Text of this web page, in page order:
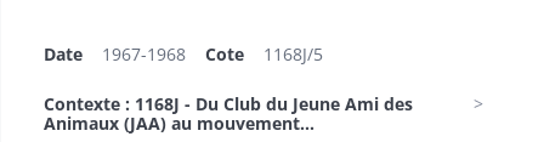
Date 1967-1968 Cote 1168J/5
Contexte : 1168J - Du Club du Jeune Ami des
Animaux (JAA) au mouvement...